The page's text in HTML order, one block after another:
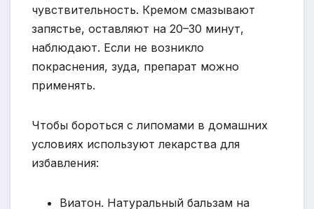
чувствительность. Кремом смазывают
запястье, оставляют на 20–30 минут,
наблюдают. Если не возникло
покраснения, зуда, препарат можно
применять.
Чтобы бороться с липомами в домашних
условиях используют лекарства для
избавления:
Виатон. Натуральный бальзам на